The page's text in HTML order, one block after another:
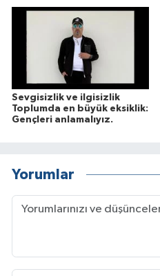
Sevgisizlik ve ilgisizlik
Toplumda en büyük eksiklik:
Gençleri anlamalıyız.
Yorumlar